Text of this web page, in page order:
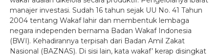
manajer investasi. Sudah 16 tahun sejak UU No. 41 Tahun
2004 tentang Wakaf lahir dan membentuk lembaga
negara independen bernama Badan Wakaf Indonesia
(BWI). Kehadirannya terpisah dari Badan Amil Zakat
Nasional (BAZNAS). Di sisi lain, kata wakaf’ kerap disingkat